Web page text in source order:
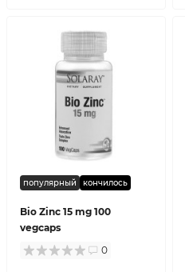
популярный кончилось
Bio Zinc 15 mg 100
vegcaps
0